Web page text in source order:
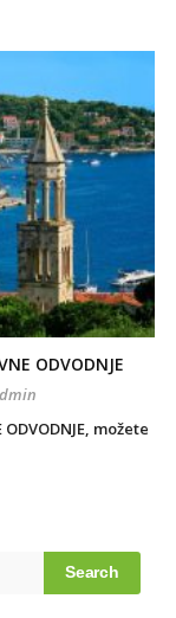
ODVODNJE
ODVODNJE, možete